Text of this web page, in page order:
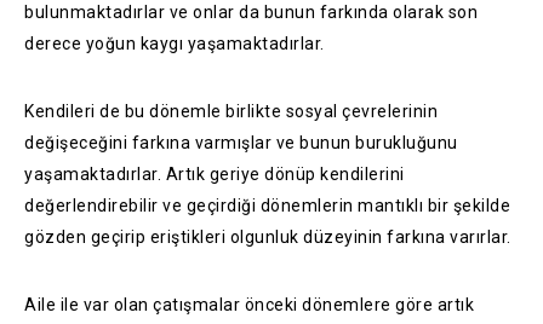
bulunmaktadırlar ve onlar da bunun farkında olarak son
derece yoğun kaygı yaşamaktadırlar.
Kendileri de bu dönemle birlikte sosyal çevrelerinin
değişeceğini farkına varmışlar ve bunun burukluğunu
yaşamaktadırlar. Artık geriye dönüp kendilerini
değerlendirebilir ve geçirdiği dönemlerin mantıklı bir şekilde
gözden geçirip eriştikleri olgunluk düzeyinin farkına varırlar.
Aile ile var olan çatışmalar önceki dönemlere göre artık